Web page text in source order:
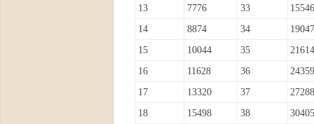
13
7776 33
14
8874 34
15
10044 35
16
11628 36
17
13320 37
18
15498 38